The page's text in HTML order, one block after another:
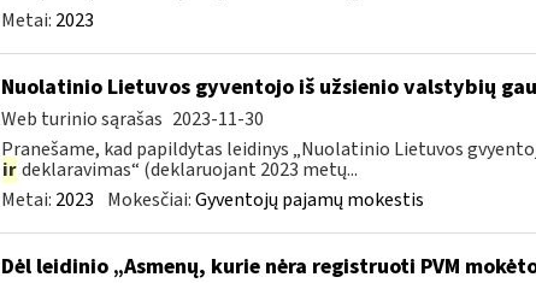
Metai: 2023
Nuolatinio Lietuvos gyventojo iš užsienio valstybių
Web turinio sąrašas 2023-11-30
Pranešame, kad papildytas leidinys „Nuolatinio Lietuvos
ir deklaravimas“ (deklaruojant 2023 metų...
Metai: 2023 Mokesčiai:Gyventojų pajamų mokestis
Dėl leidinio „Asmenų, kurie nėra registruoti PVM